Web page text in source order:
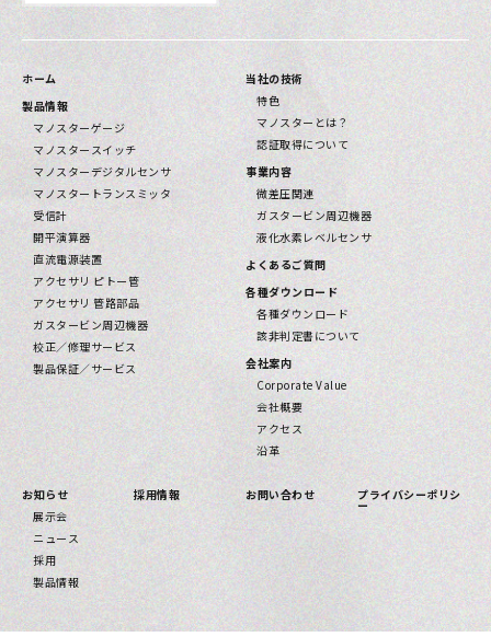
ホーム
製品情報
マノスターゲージ
マノスタースイッチ
マノスターデジタルセンサ
マノスタートランスミッタ
受信計
開平演算器
直流電源装置
アクセサリ ピトー管
アクセサリ 管路部品
ガスタービン周辺機器
校正／修理サービス
製品保証／サービス
当社の技術
特色
マノスターとは？
認証取得について
事業内容
微差圧関連
ガスタービン周辺機器
液化水素レベルセンサ
よくあるご質問
各種ダウンロード
各種ダウンロード
該⾮判定書について
会社案内
Corporate Value
会社概要
アクセス
沿革
お知らせ
展示会
ニュース
採用
製品情報
採用情報 お問い合わせ プライバシーポリシ
ー